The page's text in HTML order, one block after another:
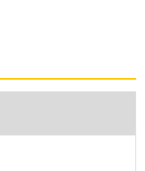
能的 Sony 超廣
無論是廣角風景、